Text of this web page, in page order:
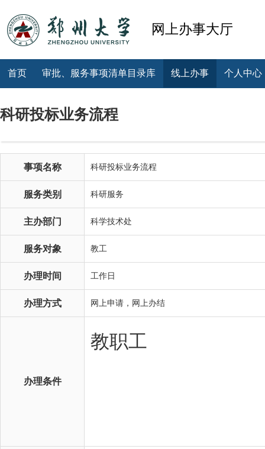
网上办事大厅
首页 审批、服务事项清单目录库 线上办事 个人中心
科研投标业务流程
事项名称 科研投标业务流程
服务类别 科研服务
主办部门 科学技术处
服务对象 教工
办理时间 工作日
办理方式 网上申请，网上办结
办理条件